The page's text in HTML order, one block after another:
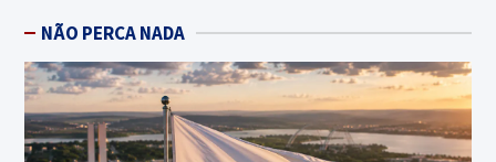
NÃO PERCA NADA